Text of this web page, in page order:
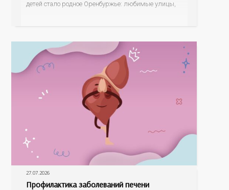
детей стало родное Оренбуржье: любимые улицы,
27.07.2026
Профилактика заболеваний печени